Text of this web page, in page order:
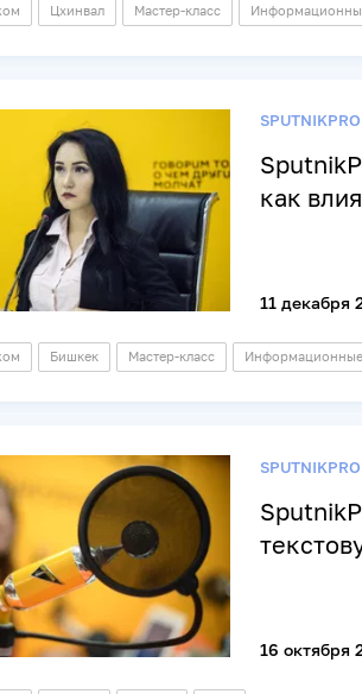
Цхинвал Мастер-класс
SPUTNIKPRO
как
11 декабря
Бишкек Мастер-класс Информационные
SPUTNIKPRO
16 октября